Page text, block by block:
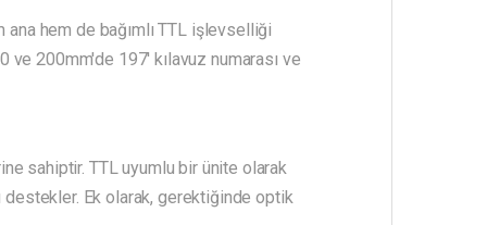
hem de bağımlı TTL işlevselliği
200mm'de 197' kılavuz numarası ve
sahiptir. TTL uyumlu bir ünite olarak
Ek olarak, gerektiğinde optik